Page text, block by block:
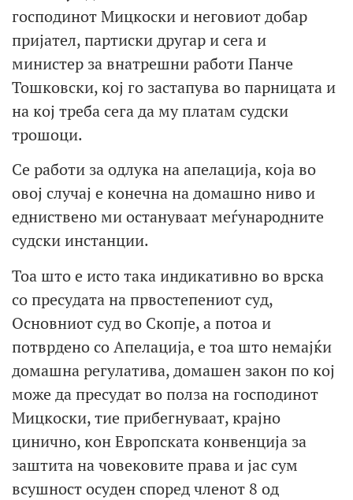
господинот Мицкоски и неговиот добар
пријател, партиски другар и сега и
министер за внатрешни работи Панче
Тошковски, кој го застапува во парницата и
на кој треба сега да му платам судски
трошоци.
Се работи за одлука на апелација, која во
овој случај е конечна на домашно ниво и
едниствено ми остануваат меѓународните
судски инстанции.
Тоа што е исто така индикативно во врска
со пресудата на првостепениот суд,
Основниот суд во Скопје, а потоа и
потврдено со Апелација, е тоа што немајќи
домашна регулатива, домашен закон по кој
може да пресудат во полза на господинот
Мицкоски, тие прибегнуваат, крајно
цинично, кон Европската конвенција за
заштита на човековите права и јас сум
всушност осуден според членот 8 од